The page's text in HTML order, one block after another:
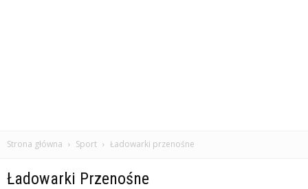
Strona główna Sport Ładowarki przenośne
Ładowarki Przenośne